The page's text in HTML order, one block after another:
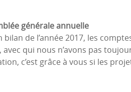
générale annuelle
bilan de l’année 2017, les
avec qui nous n’avons pas
c’est grâce à vous si les